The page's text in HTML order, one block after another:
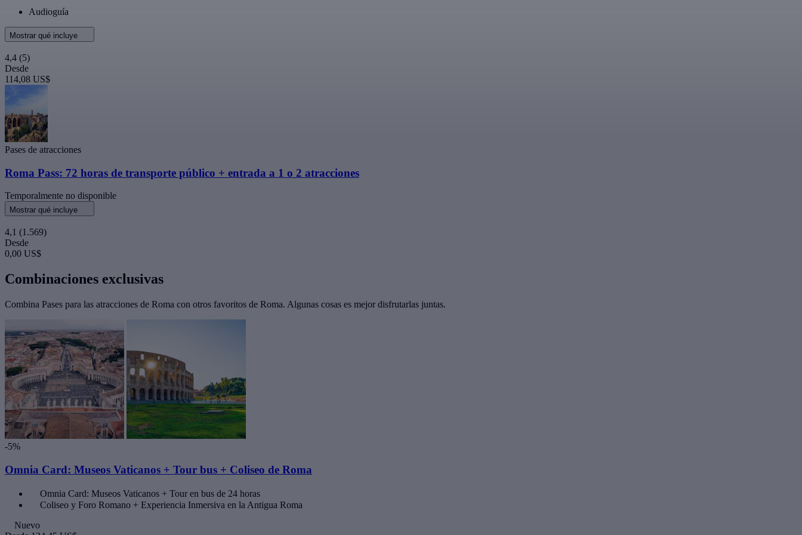
Audioguía
Mostrar qué incluye
4,4 (5)
Desde
114,08 US$
Pases de atracciones
Roma Pass: 72 horas de transporte público + entrada a 1 o 2 atracciones
Temporalmente no disponible
Mostrar qué incluye
4,1 (1.569)
Desde
0,00 US$
Combinaciones exclusivas
Combina Pases para las atracciones de Roma con otros favoritos de Roma. Algunas cosas es mejor disfrutarlas juntas.
-5%
Omnia Card: Museos Vaticanos + Tour bus + Coliseo de Roma
Omnia Card: Museos Vaticanos + Tour en bus de 24 horas
Coliseo y Foro Romano + Experiencia Inmersiva en la Antigua Roma
Nuevo